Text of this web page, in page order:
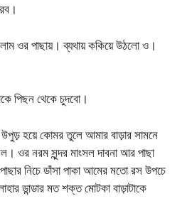
ওর পাছায়। ব্যথায় ককিয়ে উঠলো ও।
পিছন থেকে চুদবো।
উপুড় হয়ে কোমর তুলে আমার বাড়ার সামনে
ওর নরম সুন্দর মাংসল দাবনা আর পাছা
নিচে ডাঁসা পাকা আমের মতো রস উপচে
ডান্ডার মত শক্ত মোটকা বাড়াটাকে